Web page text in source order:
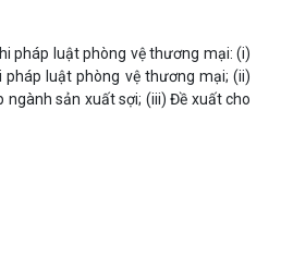
pháp luật phòng vệ thương mại: (i)
luật phòng vệ thương mại; (ii)
sản xuất sợi; (iii) Đề xuất cho